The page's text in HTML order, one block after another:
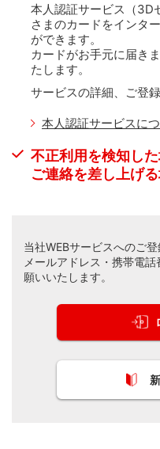
本人認証サービス（3D
さまのカードをインタ
ができます。
カードがお手元に届き
たします。
サービスの詳細、ご登
本人認証サービスに
不正利用を検知し
ご連絡を差し上げる
当社WEBサービスへのご登
メールアドレス・携帯電
願いいたします。